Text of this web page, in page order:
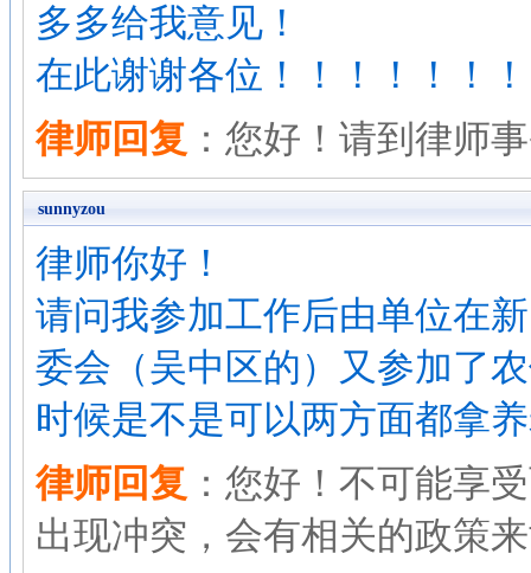
多多给我意见！
在此谢谢各位！！！！！！
律师回复 ：您好！请到律师
sunnyzou
律师你好！
请问我参加工作后由单位在
委会（吴中区的）又参加了
时候是不是可以两方面都拿
律师回复 ：您好！不可能享
出现冲突，会有相关的政策